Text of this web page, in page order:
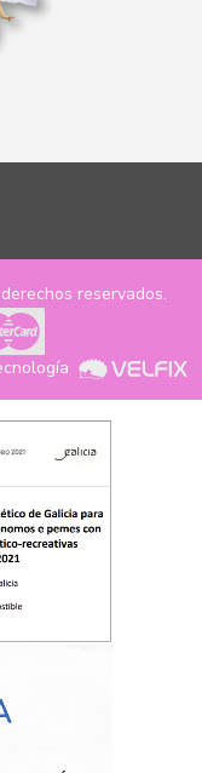
reservados.